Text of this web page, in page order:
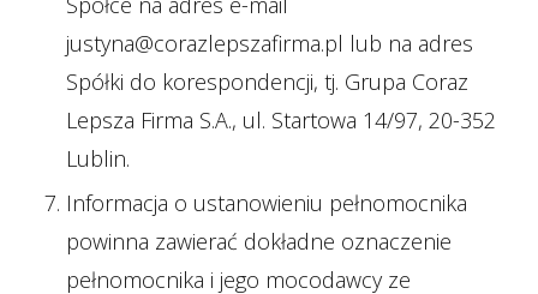
justyna@corazlepszafirma.pl lub na adres
Spółki do korespondencji, tj. Grupa Coraz
Lepsza Firma S.A., ul. Startowa 14/97, 20-352
Lublin.
Informacja o ustanowieniu pełnomocnika
powinna zawierać dokładne oznaczenie
pełnomocnika i jego mocodawcy ze